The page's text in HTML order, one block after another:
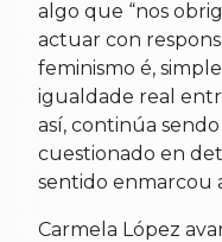
algo que “nos
actuar con
feminismo é,
igualdade real
así, continúa
cuestionado en
sentido enmarcou
Carmela López